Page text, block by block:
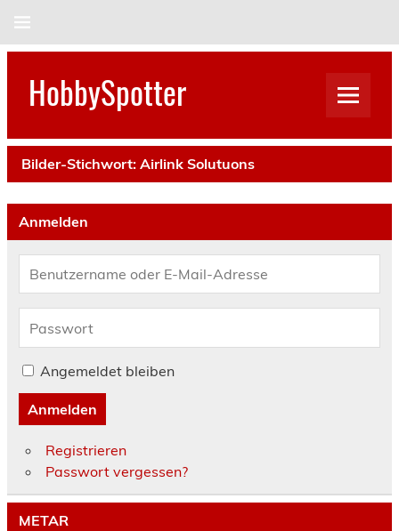
HobbySpotter
Bilder-Stichwort: Airlink Solutuons
Anmelden
Angemeldet bleiben
Anmelden
Registrieren
Passwort vergessen?
METAR